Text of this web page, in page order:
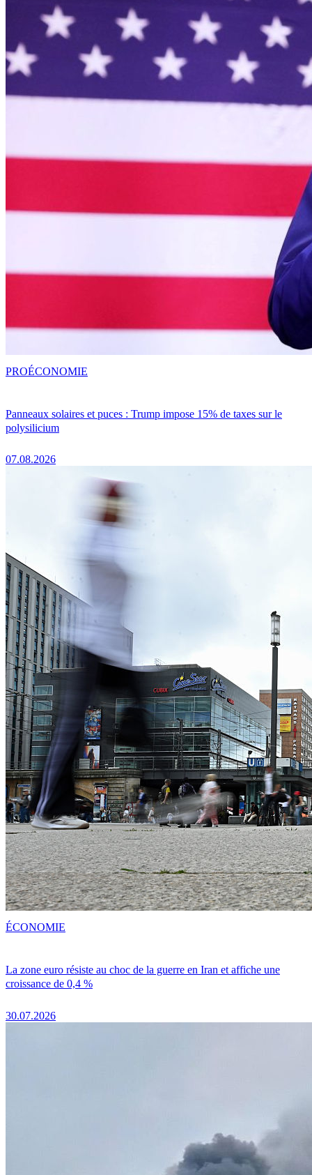
Panneaux solaires et puces : Trump impose 15% de taxes sur le
polysilicium
07.08.2026
PROÉCONOMIE
La zone euro résiste au choc de la guerre en Iran et affiche une
croissance de 0,4 %
30.07.2026
ÉCONOMIE